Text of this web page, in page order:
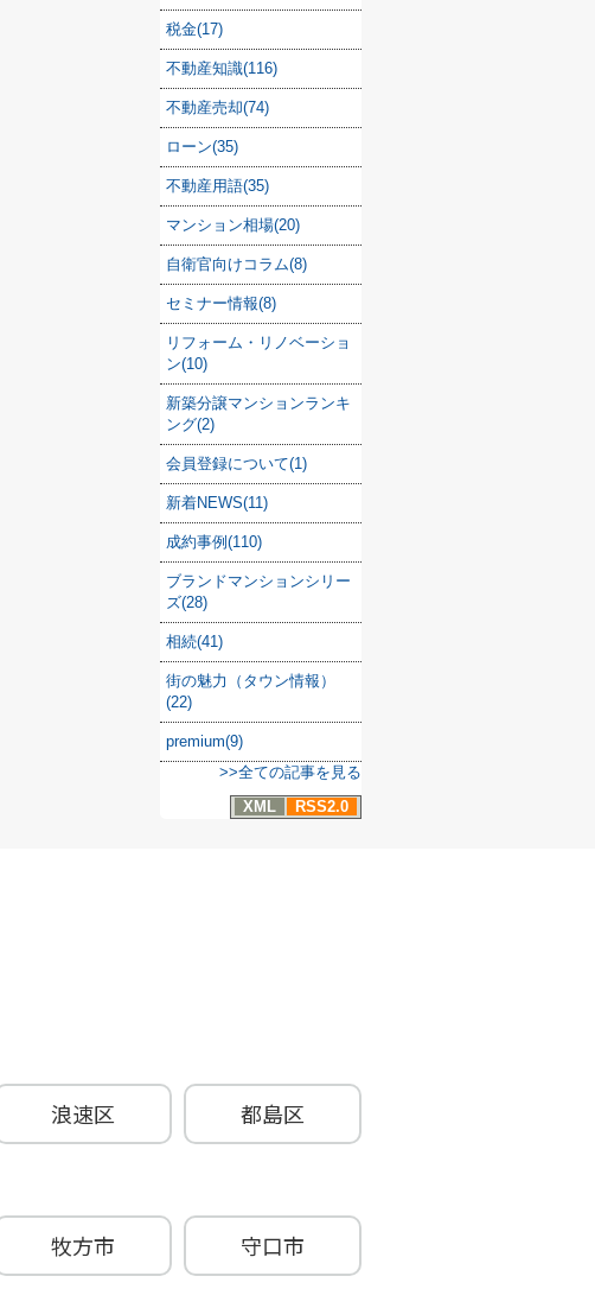
税金(17)
不動産知識(116)
不動産売却(74)
ローン(35)
不動産用語(35)
マンション相場(20)
自衛官向けコラム(8)
セミナー情報(8)
リフォーム・リノベーショ
ン(10)
新築分譲マンションランキ
ング(2)
会員登録について(1)
新着NEWS(11)
成約事例(110)
ブランドマンションシリー
ズ(28)
相続(41)
街の魅力（タウン情報）
(22)
premium(9)
>>全ての記事を見る
XML
RSS2.0
浪速区 都島区
牧方市 守口市